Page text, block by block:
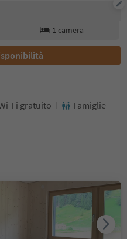
1 camera
Fi gratuito
Famiglie